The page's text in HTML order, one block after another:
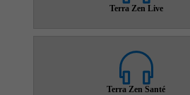
Terra Zen Live
Terra Zen Santé